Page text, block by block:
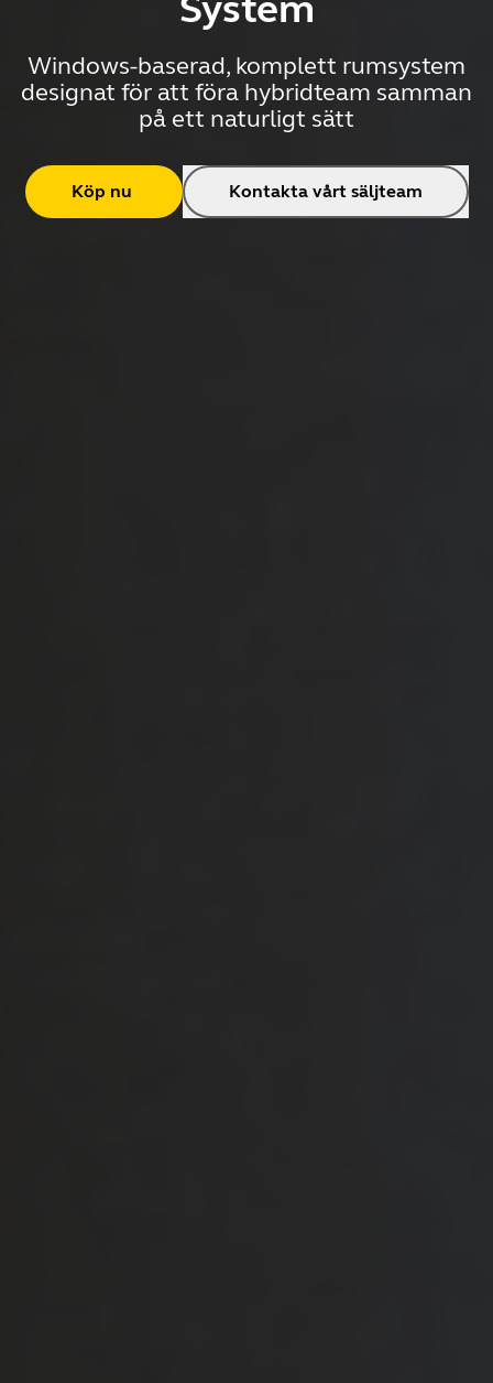
Windows-baserad, komplett rumsystem
designat för att föra hybridteam samman
på ett naturligt sätt
Köp nu Kontakta vårt säljteam